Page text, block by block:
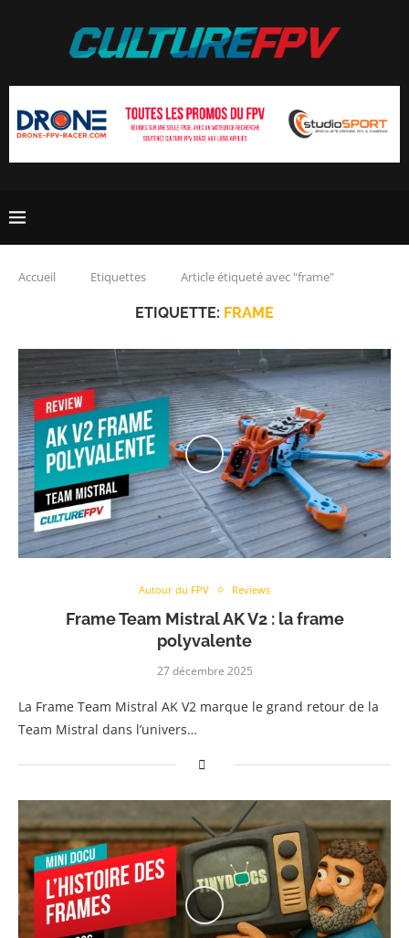
Accueil Etiquettes Article étiqueté avec "frame"
ETIQUETTE: FRAME
Autour du FPV Reviews
Frame Team Mistral AK V2 : la frame
polyvalente
27 décembre 2025
La Frame Team Mistral AK V2 marque le grand retour de la
Team Mistral dans l’univers…